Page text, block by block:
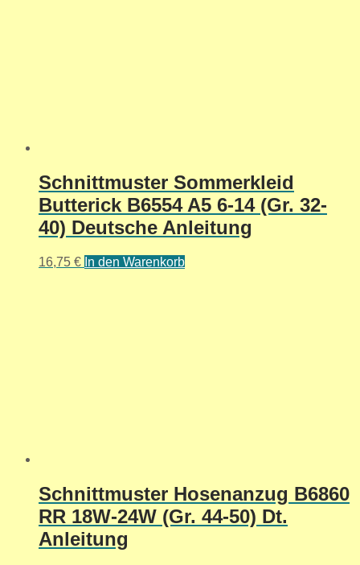
Schnittmuster Sommerkleid
Butterick B6554 A5 6-14 (Gr. 32-
40) Deutsche Anleitung
16,75 € In den Warenkorb
Schnittmuster Hosenanzug B6860
RR 18W-24W (Gr. 44-50) Dt.
Anleitung